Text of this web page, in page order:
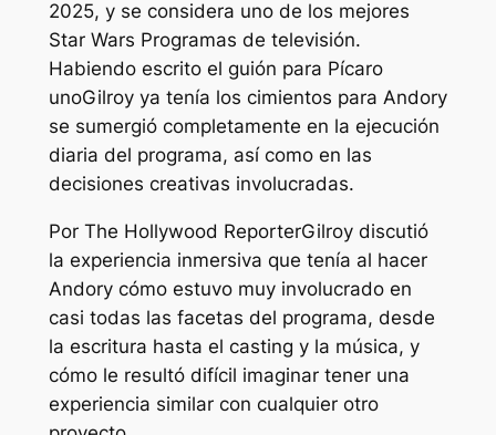
2025, y se considera uno de los mejores
Star Wars Programas de televisión.
Habiendo escrito el guión para Pícaro
unoGilroy ya tenía los cimientos para Andory
se sumergió completamente en la ejecución
diaria del programa, así como en las
decisiones creativas involucradas.
Por The Hollywood ReporterGilroy discutió
la experiencia inmersiva que tenía al hacer
Andory cómo estuvo muy involucrado en
casi todas las facetas del programa, desde
la escritura hasta el casting y la música, y
cómo le resultó difícil imaginar tener una
experiencia similar con cualquier otro